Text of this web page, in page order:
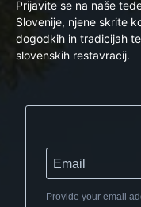
Prijavite se na naše
Slovenije, njene skrite
dogodkih in tradicijah
slovenskih restavracij.
Provide your email